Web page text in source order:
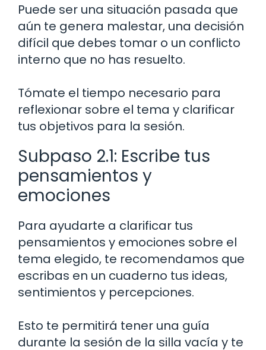
Puede ser una situación pasada que
aún te genera malestar, una decisión
difícil que debes tomar o un conflicto
interno que no has resuelto.
Tómate el tiempo necesario para
reflexionar sobre el tema y clarificar
tus objetivos para la sesión.
Subpaso 2.1: Escribe tus
pensamientos y
emociones
Para ayudarte a clarificar tus
pensamientos y emociones sobre el
tema elegido, te recomendamos que
escribas en un cuaderno tus ideas,
sentimientos y percepciones.
Esto te permitirá tener una guía
durante la sesión de la silla vacía y te